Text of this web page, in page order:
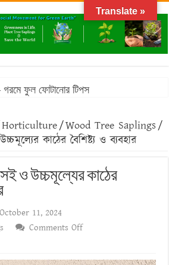
থাকা ঔষধি গাছের তালিকা
Horticulture/Wood Tree Saplings /
কাঠের বৈশিষ্ট্য ও ব্যবহার
ও উচ্চমূল্যের কাঠের
October 11, 2024
Comments Offon
কাঠ:
Translate »